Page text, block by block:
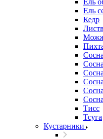
Ель
Ель
Кедр
Тисс
Тсуга
Кустарники